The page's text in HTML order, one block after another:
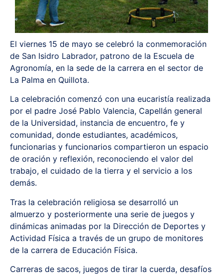
El viernes 15 de mayo se celebró la conmemoración
de San Isidro Labrador, patrono de la Escuela de
Agronomía, en la sede de la carrera en el sector de
La Palma en Quillota.
La celebración comenzó con una eucaristía realizada
por el padre José Pablo Valencia, Capellán general
de la Universidad, instancia de encuentro, fe y
comunidad, donde estudiantes, académicos,
funcionarias y funcionarios compartieron un espacio
de oración y reflexión, reconociendo el valor del
trabajo, el cuidado de la tierra y el servicio a los
demás.
Tras la celebración religiosa se desarrolló un
almuerzo y posteriormente una serie de juegos y
dinámicas animadas por la Dirección de Deportes y
Actividad Física a través de un grupo de monitores
de la carrera de Educación Física.
Carreras de sacos, juegos de tirar la cuerda, desafíos